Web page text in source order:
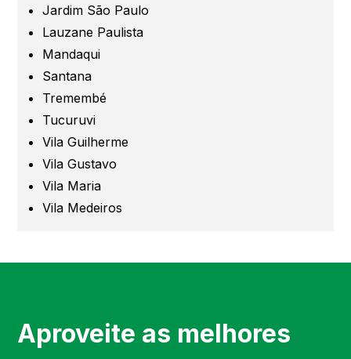
São Caetano
Jardim São Paulo
Lauzane Paulista
Mandaqui
Santana
Tremembé
Tucuruvi
Vila Guilherme
Vila Gustavo
Vila Maria
Vila Medeiros
Aproveite as melhores